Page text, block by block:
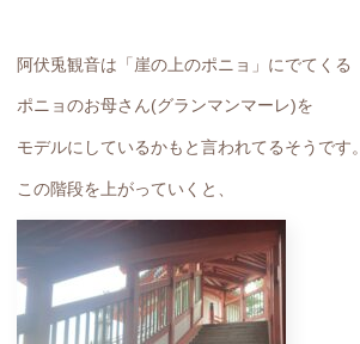
阿伏兎観音は「崖の上のポニョ」にでてくる
ポニョのお母さん(グランマンマーレ)を
モデルにしているかもと言われてるそうです。
この階段を上がっていくと、